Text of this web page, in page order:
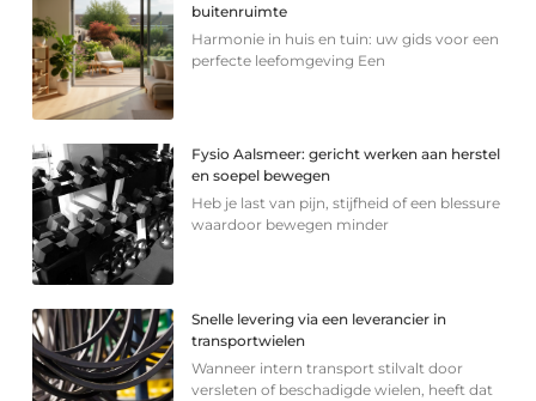
buitenruimte
Harmonie in huis en tuin: uw gids voor een
perfecte leefomgeving Een
Fysio Aalsmeer: gericht werken aan herstel
en soepel bewegen
Heb je last van pijn, stijfheid of een blessure
waardoor bewegen minder
Snelle levering via een leverancier in
transportwielen
Wanneer intern transport stilvalt door
versleten of beschadigde wielen, heeft dat